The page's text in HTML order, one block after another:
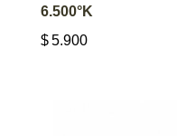
6.500°K
$5.900